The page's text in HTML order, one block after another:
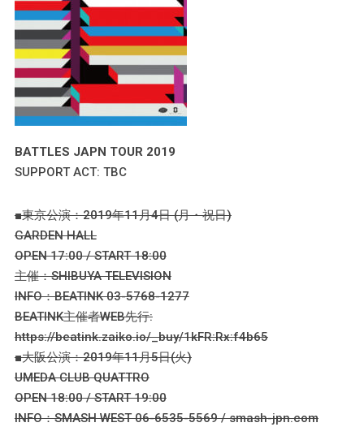
BATTLES JAPN TOUR 2019
SUPPORT ACT: TBC
■東京公演：2019年11月4日 (月・祝日)
GARDEN HALL
OPEN 17:00 / START 18:00
主催：SHIBUYA TELEVISION
INFO：BEATINK 03-5768-1277
BEATINK主催者WEB先行:
https://beatink.zaiko.io/_buy/1kFR:Rx:f4b65
■大阪公演：2019年11月5日(火)
UMEDA CLUB QUATTRO
OPEN 18:00 / START 19:00
INFO：SMASH WEST 06-6535-5569 / smash-jpn.com